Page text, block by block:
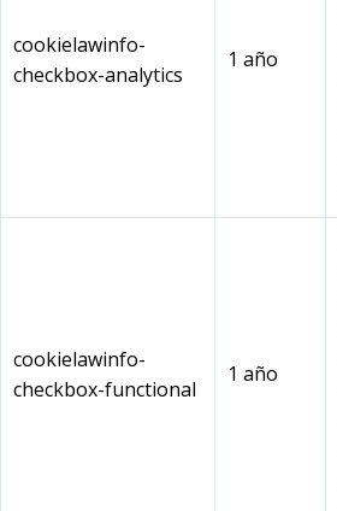
cookielawinfo-
checkbox-analytics
1 año
cookielawinfo-
checkbox-functional
1 año